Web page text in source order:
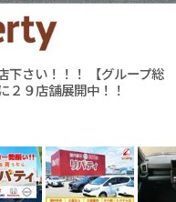
下さい！！！ 【グループ総
２９店舗展開中！！